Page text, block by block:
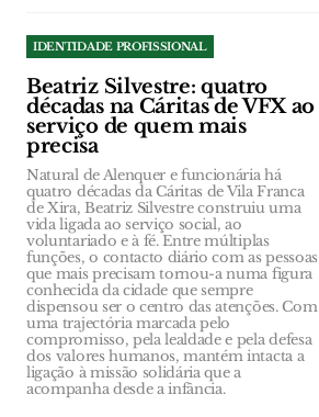
IDENTIDADE PROFISSIONAL
Beatriz Silvestre: quatro
décadas na Cáritas de VFX ao
serviço de quem mais
precisa
Natural de Alenquer e funcionária há
quatro décadas da Cáritas de Vila Franca
de Xira, Beatriz Silvestre construiu uma
vida ligada ao serviço social, ao
voluntariado e à fé. Entre múltiplas
funções, o contacto diário com as pessoas
que mais precisam tornou-a numa figura
conhecida da cidade que sempre
dispensou ser o centro das atenções. Com
uma trajectória marcada pelo
compromisso, pela lealdade e pela defesa
dos valores humanos, mantém intacta a
ligação à missão solidária que a
acompanha desde a infância.